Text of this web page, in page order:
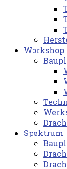
Workshop
Spektrum